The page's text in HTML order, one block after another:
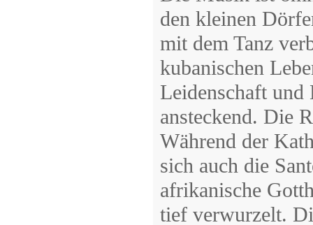
den kleinen
mit dem Tanz
kubanischen
Leidenschaft und
ansteckend. Die
Während der
sich auch die
afrikanische
tief verwurzelt.